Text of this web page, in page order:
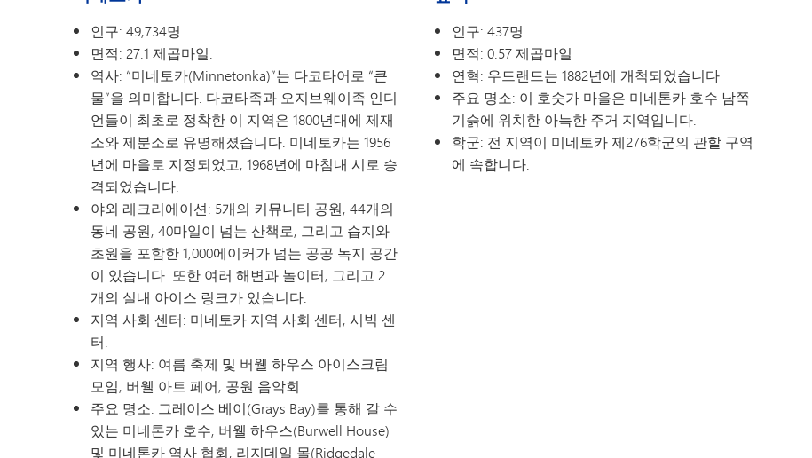
인구: 49,734명
면적: 27.1 제곱마일.
역사: “미네토카(Minnetonka)”는 다코타어로 “큰
물”을 의미합니다. 다코타족과 오지브웨이족 인디
언들이 최초로 정착한 이 지역은 1800년대에 제재
소와 제분소로 유명해졌습니다. 미네토카는 1956
년에 마을로 지정되었고, 1968년에 마침내 시로 승
격되었습니다.
야외 레크리에이션: 5개의 커뮤니티 공원, 44개의
동네 공원, 40마일이 넘는 산책로, 그리고 습지와
초원을 포함한 1,000에이커가 넘는 공공 녹지 공간
이 있습니다. 또한 여러 해변과 놀이터, 그리고 2
개의 실내 아이스 링크가 있습니다.
지역 사회 센터: 미네토카 지역 사회 센터, 시빅 센
터.
지역 행사: 여름 축제 및 버웰 하우스 아이스크림
모임, 버웰 아트 페어, 공원 음악회.
주요 명소: 그레이스 베이(Grays Bay)를 통해 갈 수
있는 미네톤카 호수, 버웰 하우스(Burwell House)
및 미네톤카 역사 협회, 리지데일 몰(Ridgedale
인구: 437명
면적: 0.57 제곱마일
연혁: 우드랜드는 1882년에 개척되었습니다
주요 명소: 이 호숫가 마을은 미네톤카 호수 남쪽
기슭에 위치한 아늑한 주거 지역입니다.
학군: 전 지역이 미네토카 제276학군의 관할 구역
에 속합니다.